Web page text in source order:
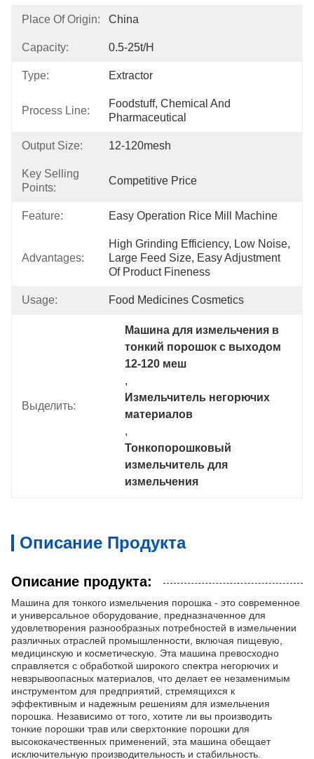
Place Of Origin: China
Capacity: 0.5-25t/h
Type: Extractor
Process Line:
Foodstuff, Chemical And
Pharmaceutical
Output Size: 12-120mesh
Key Selling
Points:
Competitive Price
Feature: Easy Operation Rice Mill Machine
Advantages:
High Grinding Efficiency, Low Noise,
Large Feed Size, Easy Adjustment
Of Product Fineness
Usage: Food Medicines Cosmetics
Выделить:
Машина для измельчения в
тонкий порошок с выходом
12-120 меш
,
Измельчитель негорючих
материалов
,
Тонкопорошковый
измельчитель для
измельчения
Описание Продукта
Описание продукта:
Машина для тонкого измельчения порошка - это современное
и универсальное оборудование, предназначенное для
удовлетворения разнообразных потребностей в измельчении
различных отраслей промышленности, включая пищевую,
медицинскую и косметическую. Эта машина превосходно
справляется с обработкой широкого спектра негорючих и
невзрывоопасных материалов, что делает ее незаменимым
инструментом для предприятий, стремящихся к
эффективным и надежным решениям для измельчения
порошка. Независимо от того, хотите ли вы производить
тонкие порошки трав или сверхтонкие порошки для
высококачественных применений, эта машина обещает
исключительную производительность и стабильность.